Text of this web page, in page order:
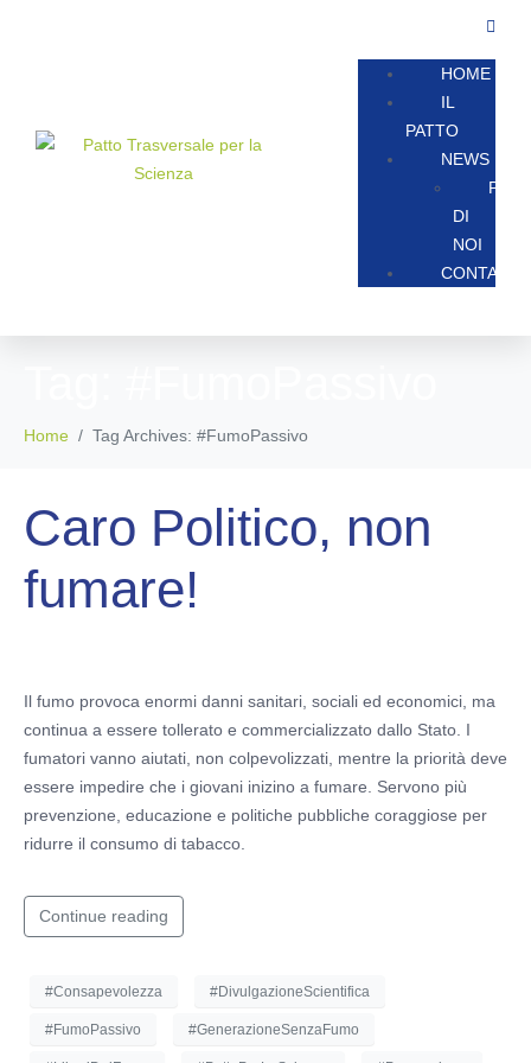
HOME
IL
PATTO
NEWS
DI
NOI
Home Tag Archives: #FumoPassivo
Caro Politico, non
fumare!
Il fumo provoca enormi danni sanitari, sociali ed economici, ma
continua a essere tollerato e commercializzato dallo Stato. I
fumatori vanno aiutati, non colpevolizzati, mentre la priorità deve
essere impedire che i giovani inizino a fumare. Servono più
prevenzione, educazione e politiche pubbliche coraggiose per
ridurre il consumo di tabacco.
Continue reading
#Consapevolezza #DivulgazioneScientifica
#FumoPassivo #GenerazioneSenzaFumo